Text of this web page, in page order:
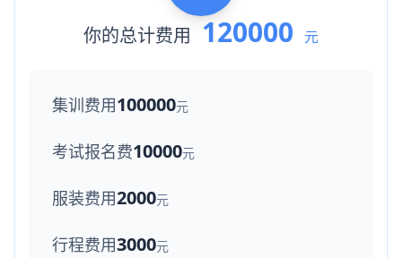
你的总计费用 120000 元
集训费用100000元
考试报名费10000元
服装费用2000元
行程费用3000元